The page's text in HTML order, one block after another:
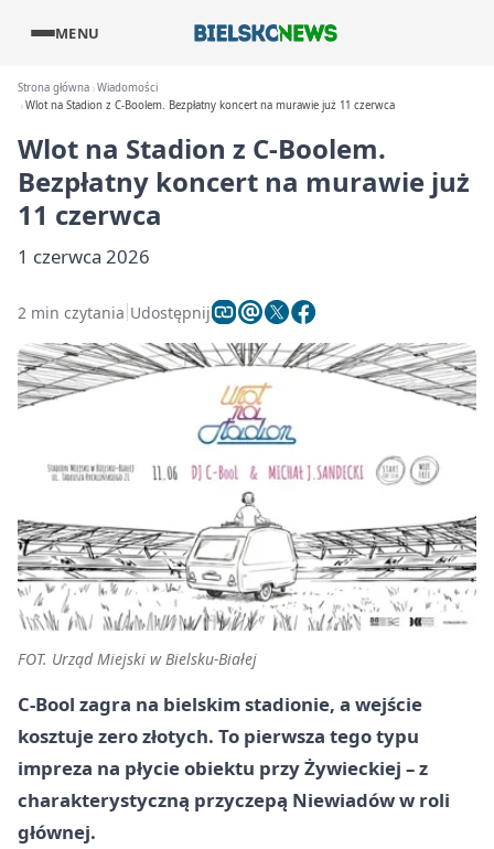
MENU
Strona główna Wiadomości
Wlot na Stadion z C‑Boolem. Bezpłatny koncert na murawie już 11 czerwca
Wlot na Stadion z C‑Boolem.
Bezpłatny koncert na murawie już
11 czerwca
1 czerwca 2026
2 min czytania Udostępnij
FOT. Urząd Miejski w Bielsku-Białej
C‑Bool zagra na bielskim stadionie, a wejście
kosztuje zero złotych. To pierwsza tego typu
impreza na płycie obiektu przy Żywieckiej – z
charakterystyczną przyczepą Niewiadów w roli
głównej.